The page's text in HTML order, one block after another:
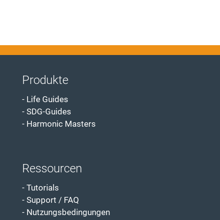
Produkte
Skip
navigation
Life Guides
SDG-Guides
Harmonic Masters
Ressourcen
Skip
navigation
Tutorials
Support / FAQ
Nutzungsbedingungen